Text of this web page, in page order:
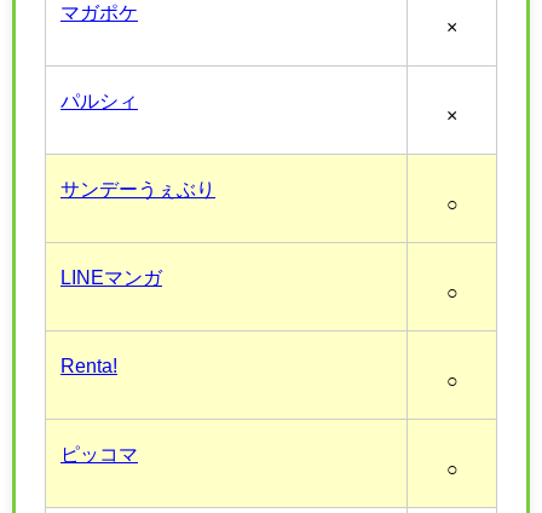
マガポケ
×
パルシィ
×
サンデーうぇぶり
○
LINEマンガ
○
Renta!
○
ピッコマ
○